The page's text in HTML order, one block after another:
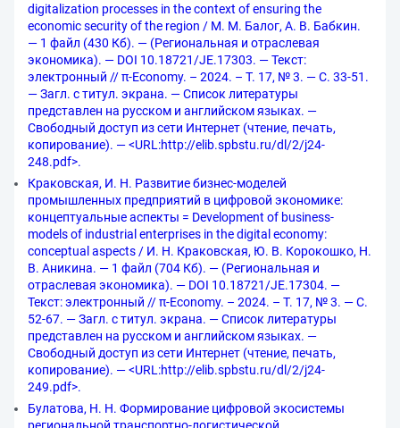
digitalization processes in the context of ensuring the
economic security of the region / М. М. Балог, А. В. Бабкин.
— 1 файл (430 Кб). — (Региональная и отраслевая
экономика). — DOI 10.18721/JE.17303. — Текст:
электронный // π-Economy. – 2024. – Т. 17, № 3. — С. 33-51.
— Загл. с титул. экрана. — Список литературы
представлен на русском и английском языках. —
Свободный доступ из сети Интернет (чтение, печать,
копирование). — <URL:http://elib.spbstu.ru/dl/2/j24-
248.pdf>.
Краковская, И. Н. Развитие бизнес-моделей
промышленных предприятий в цифровой экономике:
концептуальные аспекты = Development of business-
models of industrial enterprises in the digital economy:
conceptual aspects / И. Н. Краковская, Ю. В. Корокошко, Н.
В. Аникина. — 1 файл (704 Кб). — (Региональная и
отраслевая экономика). — DOI 10.18721/JE.17304. —
Текст: электронный // π-Economy. – 2024. – Т. 17, № 3. — С.
52-67. — Загл. с титул. экрана. — Список литературы
представлен на русском и английском языках. —
Свободный доступ из сети Интернет (чтение, печать,
копирование). — <URL:http://elib.spbstu.ru/dl/2/j24-
249.pdf>.
Булатова, Н. Н. Формирование цифровой экосистемы